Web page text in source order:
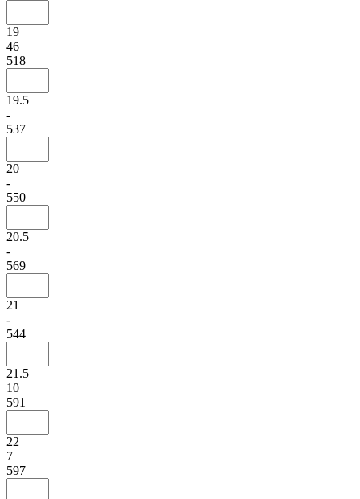
19
46
518
19.5
-
537
20
-
550
20.5
-
569
21
-
544
21.5
10
591
22
7
597